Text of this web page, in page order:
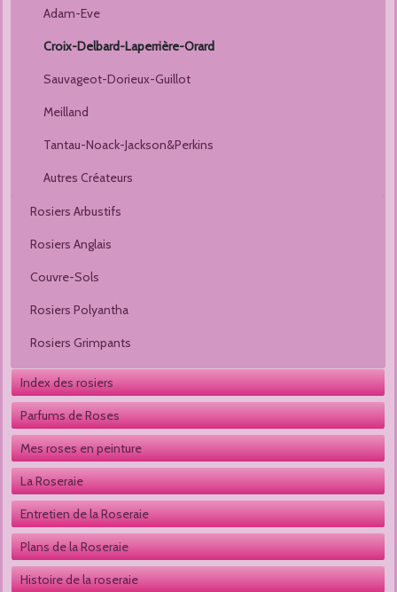
Adam-Eve
Croix-Delbard-Laperrière-Orard
Sauvageot-Dorieux-Guillot
Meilland
Tantau-Noack-Jackson&Perkins
Autres Créateurs
Rosiers Arbustifs
Rosiers Anglais
Couvre-Sols
Rosiers Polyantha
Rosiers Grimpants
Index des rosiers
Parfums de Roses
Mes roses en peinture
La Roseraie
Entretien de la Roseraie
Plans de la Roseraie
Histoire de la roseraie